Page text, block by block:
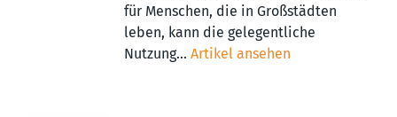
für Menschen, die in Großstädten
leben, kann die gelegentliche
Nutzung... Artikel ansehen